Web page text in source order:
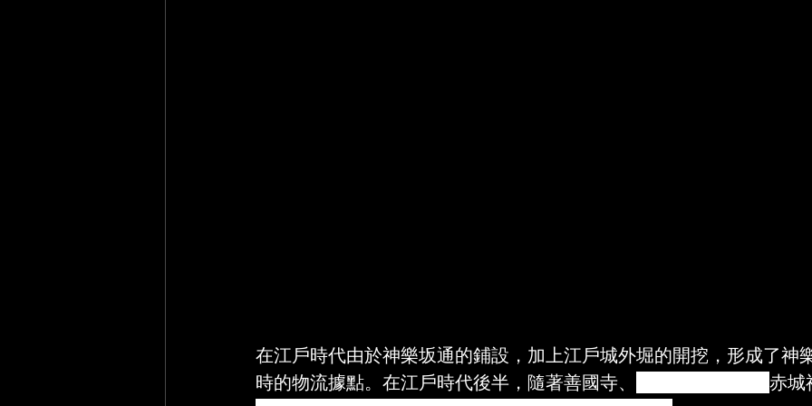
在江戶時代由於神樂坂通的鋪設，加上江戶城外堀的開挖，形成了神
時的物流據點。在江戶時代後半，隨著善國寺、
赤城